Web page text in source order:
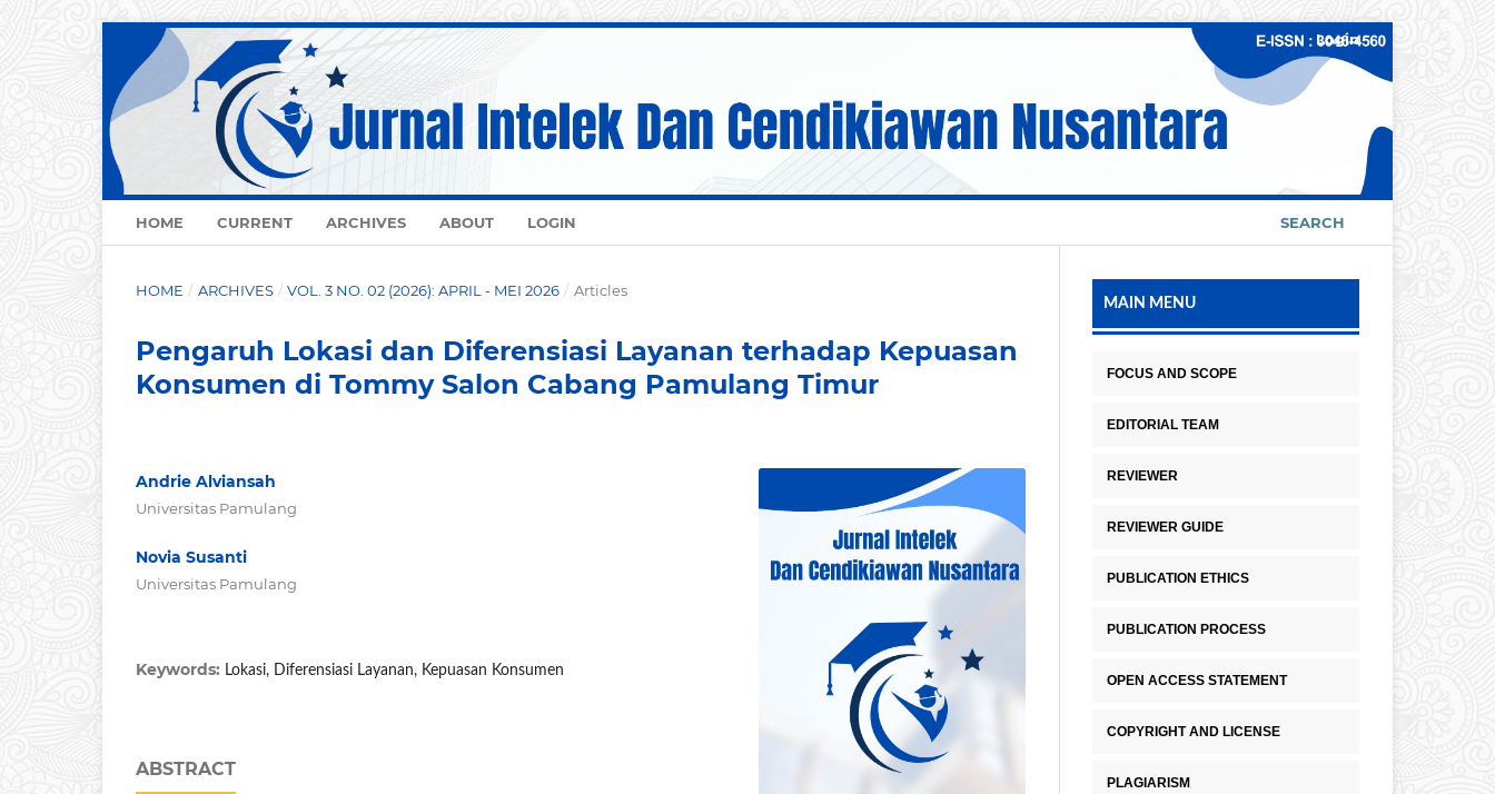
HOME CURRENT ARCHIVES ABOUT LOGIN SEARCH
Login
HOME / ARCHIVES / VOL. 3 NO. 02 (2026): APRIL - MEI 2026 / Articles
Pengaruh Lokasi dan Diferensiasi Layanan terhadap Kepuasan
Konsumen di Tommy Salon Cabang Pamulang Timur
Andrie Alviansah
Universitas Pamulang
Novia Susanti
Universitas Pamulang
Keywords: Lokasi, Diferensiasi Layanan, Kepuasan Konsumen
ABSTRACT
MAIN MENU
FOCUS AND SCOPE
EDITORIAL TEAM
REVIEWER
REVIEWER GUIDE
PUBLICATION ETHICS
PUBLICATION PROCESS
OPEN ACCESS STATEMENT
COPYRIGHT AND LICENSE
PLAGIARISM